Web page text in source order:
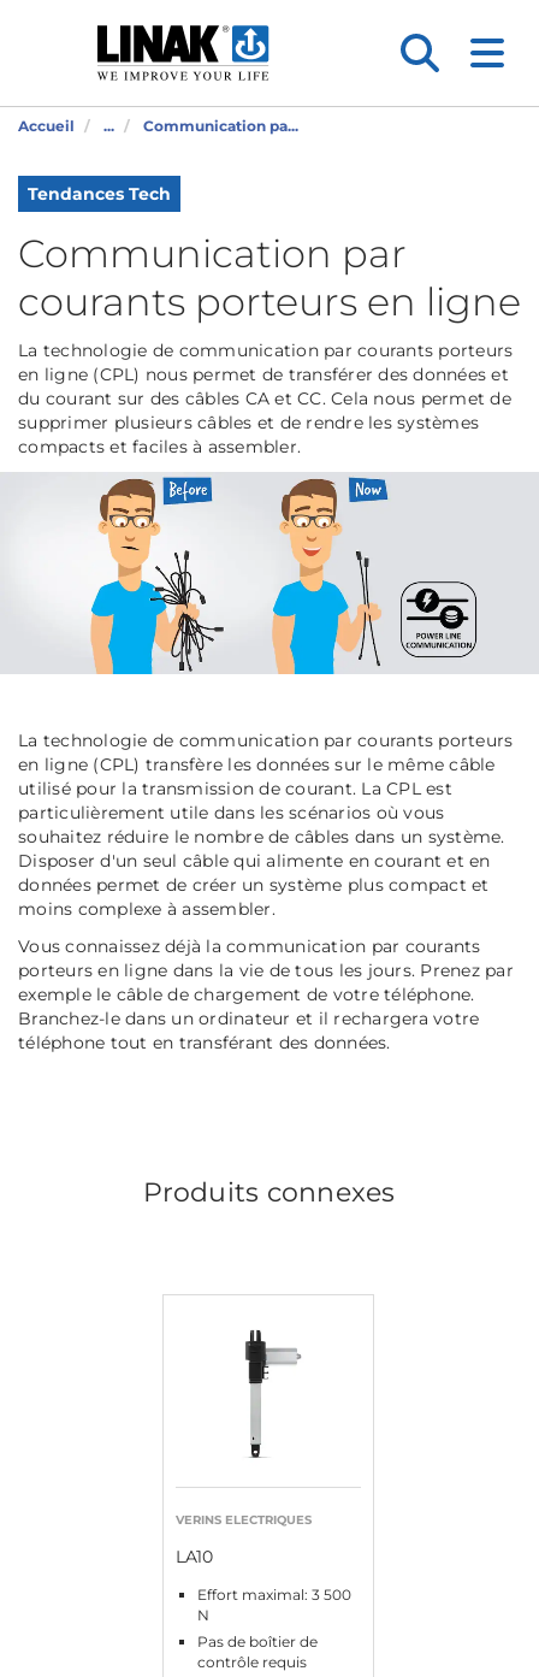
Accueil ... Communication pa...
Tendances Tech
Communication par
courants porteurs en ligne
La technologie de communication par courants porteurs
en ligne (CPL) nous permet de transférer des données et
du courant sur des câbles CA et CC. Cela nous permet de
supprimer plusieurs câbles et de rendre les systèmes
compacts et faciles à assembler.
La technologie de communication par courants porteurs
en ligne (CPL) transfère les données sur le même câble
utilisé pour la transmission de courant. La CPL est
particulièrement utile dans les scénarios où vous
souhaitez réduire le nombre de câbles dans un système.
Disposer d'un seul câble qui alimente en courant et en
données permet de créer un système plus compact et
moins complexe à assembler.
Vous connaissez déjà la communication par courants
porteurs en ligne dans la vie de tous les jours. Prenez par
exemple le câble de chargement de votre téléphone.
Branchez-le dans un ordinateur et il rechargera votre
téléphone tout en transférant des données.
Produits connexes
VERINS ELECTRIQUES
LA10
Effort maximal: 3 500
N
Pas de boîtier de
contrôle requis